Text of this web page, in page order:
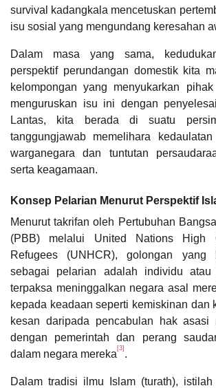
survival kadangkala mencetuskan
isu sosial yang mengundang keresahan
Dalam masa yang sama,
perspektif perundangan domestik kita
kelompongan yang menyukarkan
menguruskan isu ini dengan
Lantas, kita berada di suatu
tanggungjawab memelihara
warganegara dan tuntutan
serta keagamaan.
Konsep Pelarian Menurut Perspektif
Menurut takrifan oleh Pertubuhan
(PBB) melalui United Nations High
Refugees (UNHCR), golongan yang
sebagai pelarian adalah individu atau
terpaksa meninggalkan negara asal
kepada keadaan seperti kemiskinan dan
kesan daripada pencabulan hak asasi
dengan pemerintah dan perang
dalam negara mereka [3] .
Dalam tradisi ilmu Islam (turath),